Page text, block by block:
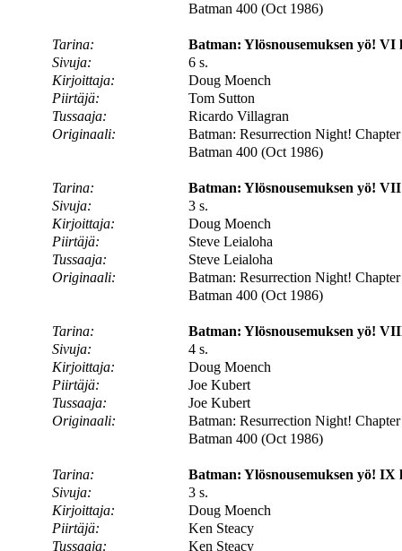
Batman 400 (Oct 1986)
Tarina:
Batman: Ylösnousemuksen yö!
Sivuja:
6 s.
Kirjoittaja:
Doug Moench
Piirtäjä:
Tom Sutton
Tussaaja:
Ricardo Villagran
Originaali:
Batman: Resurrection Night!
Batman 400 (Oct 1986)
Tarina:
Batman: Ylösnousemuksen yö!
Sivuja:
3 s.
Kirjoittaja:
Doug Moench
Piirtäjä:
Steve Leialoha
Tussaaja:
Steve Leialoha
Originaali:
Batman: Resurrection Night!
Batman 400 (Oct 1986)
Tarina:
Batman: Ylösnousemuksen yö!
Sivuja:
4 s.
Kirjoittaja:
Doug Moench
Piirtäjä:
Joe Kubert
Tussaaja:
Joe Kubert
Originaali:
Batman: Resurrection Night!
Batman 400 (Oct 1986)
Tarina:
Batman: Ylösnousemuksen yö!
Sivuja:
3 s.
Kirjoittaja:
Doug Moench
Piirtäjä:
Ken Steacy
Tussaaja:
Ken Steacy